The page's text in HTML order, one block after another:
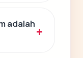
adalah